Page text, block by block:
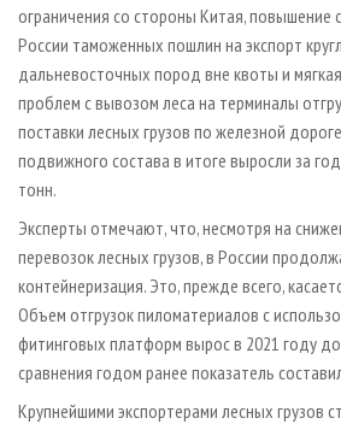
ограничения со стороны Китая, повышение
России таможенных пошлин на экспорт
дальневосточных пород вне квоты и
проблем с вывозом леса на терминалы
поставки лесных грузов по железной
подвижного состава в итоге выросли за
тонн.
Эксперты отмечают, что, несмотря на
перевозок лесных грузов, в России
контейнеризация. Это, прежде всего,
Объем отгрузок пиломатериалов с
фитинговых платформ вырос в 2021 году
сравнения годом ранее показатель
Крупнейшими экспортерами лесных грузов